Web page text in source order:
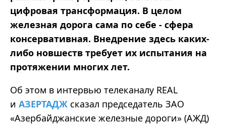
цифровая трансформация. В целом
железная дорога сама по себе - сфера
консервативная. Внедрение здесь каких-
либо новшеств требует их испытания на
протяжении многих лет.
Об этом в интервью телеканалу REAL
и АЗЕРТАДЖ сказал председатель ЗАО
«Азербайджанские железные дороги» (АЖД)